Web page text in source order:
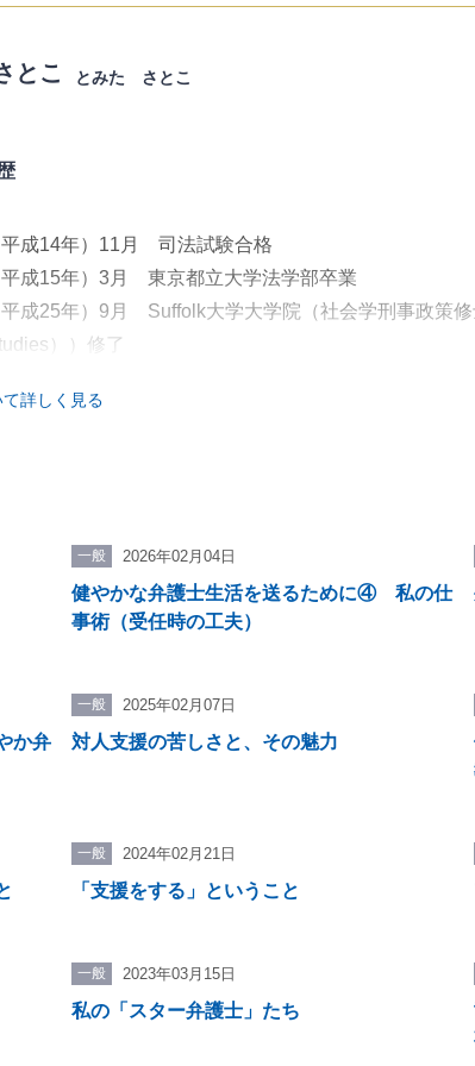
とこ とみた さとこ
成14年）11月 司法試験合格
成15年）3月 東京都立大学法学部卒業
成25年）9月 Suffolk大学大学院（社会学刑事政策
））修了
平成27年）9月 国際協力機構（JICA）ネパール裁判
～現在 日本司法支援センター（法テラス）本部
ません。
詳しく見る
一般 2026年02月04日
健やかな弁護士生活を送るために④ 私の仕
事術（受任時の工夫）
か弁
一般 2025年02月07日
対人支援の苦しさと、その魅力
一般 2024年02月21日
「支援をする」ということ
一般 2023年03月15日
私の「スター弁護士」たち